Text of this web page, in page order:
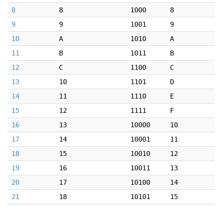
8
8 1000
8
9
9 1001
9
10
A 1010
A
11
B 1011
B
12
C 1100
C
13
10 1101
D
14
11 1110
E
15
12 1111
F
16
13 10000
10
17
14 10001
11
18
15 10010
12
19
16 10011
13
20
17 10100
14
21
18 10101
15